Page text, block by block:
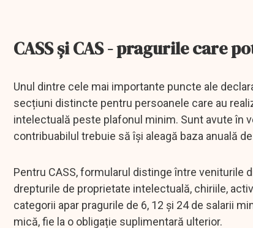
CASS și CAS - pragurile care
Unul dintre cele mai importante puncte ale
secțiuni distincte pentru persoanele care au
intelectuală peste plafonul minim. Sunt avute în
contribuabilul trebuie să își aleagă baza anuală
Pentru CASS, formularul distinge între veniturile
drepturile de proprietate intelectuală, chiriile,
categorii apar pragurile de 6, 12 și 24 de salarii
mică, fie la o obligație suplimentară ulterior.